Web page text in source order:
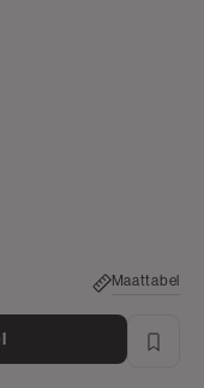
Maattabel